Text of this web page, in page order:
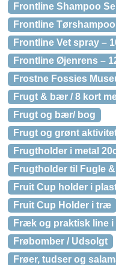
Frontline Shampoo
Frontline Tørshampoo
Frontline Vet spray –
Frontline Øjenrens –
Frostne Fossies
Frugt & bær / 8 kort
Frugt og bær/ bog
Frugt og grønt
Frugtholder i metal
Frugtholder til Fugle
Fruit Cup holder i
Fruit Cup Holder i træ
Fræk og praktisk line
Frøbomber / Udsolgt
Frøer, tudser og